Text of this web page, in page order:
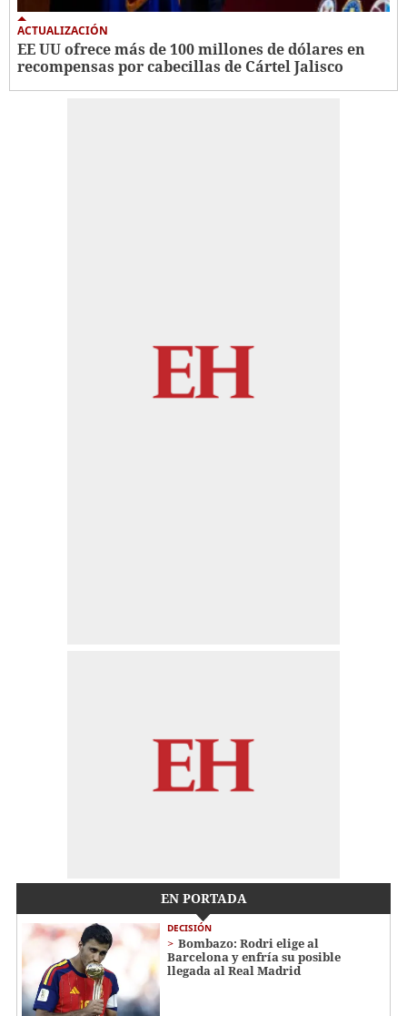
ACTUALIZACIÓN
EE UU ofrece más de 100 millones de dólares en
recompensas por cabecillas de Cártel Jalisco
EN PORTADA
DECISIÓN
Bombazo: Rodri elige al
Barcelona y enfría su posible
llegada al Real Madrid